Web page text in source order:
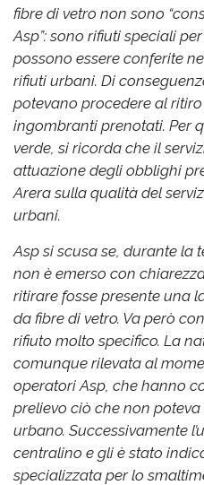
fibre di vetro non sono
Asp”: sono rifiuti speciali
possono essere conferite
rifiuti urbani. Di
potevano procedere al
ingombranti prenotati. Per
verde, si ricorda che il
attuazione degli obblighi
Arera sulla qualità del
urbani.
Asp si scusa se, durante la
non è emerso con
ritirare fosse presente una
da fibre di vetro. Va però
rifiuto molto specifico. La
comunque rilevata al
operatori Asp, che hanno
prelievo ciò che non
urbano. Successivamente
centralino e gli è stato
specializzata per lo